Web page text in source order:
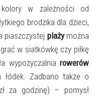
w zależności od
brodzika dla dzieci,
piaszczystej plażymożna
w siatkówkę czy piłkę
wypożyczalnia rowerów
łódek. Zadbano także o
za godzinę) – pomysł